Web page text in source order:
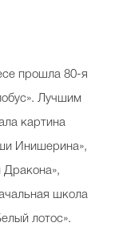
прошла 80-я
Лучшим
картина
Инишерина»,
школа
лотос».